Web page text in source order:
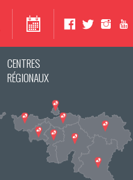
CENTRES
RÉGIONAUX